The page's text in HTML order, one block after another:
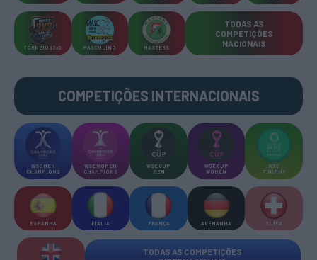
TORNEIOS 3x3 MASCULINO MASTERS
TODAS AS
COMPETIÇÕES
NACIONAIS
COMPETIÇÕES INTERNACIONAIS
WSE MEN
CHAMPIONS
WSE WOMEN
CHAMPIONS
WSE CUP
MEN
WSE CUP
WOMEN
WSE
TROPHY
ESPANHA ITÁLIA FRANÇA ALEMANHA SUÍÇA
TODAS AS COMPETIÇÕES